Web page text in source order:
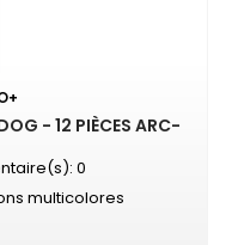
- 12 PIÈCES ARC-
0
multicolores